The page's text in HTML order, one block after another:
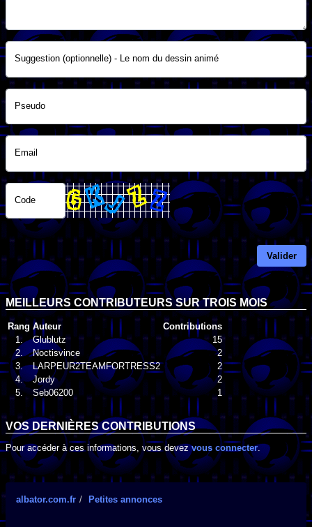
Suggestion (optionnelle) - Le nom du dessin animé
Pseudo
Email
Code
Valider
MEILLEURS CONTRIBUTEURS SUR TROIS MOIS
Rang Auteur
Contributions
1.
Glublutz
15
2.
Noctisvince
2
3.
LARPEUR2TEAMFORTRESS2
2
4.
Jordy
2
5.
Seb06200 1
VOS DERNIÈRES CONTRIBUTIONS
Pour accéder à ces informations, vous devezvous connecter.
albator.com.fr Petites annonces